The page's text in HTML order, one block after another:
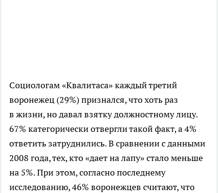
Социологам «Квалитаса» каждый третий
воронежец (29%) признался, что хоть раз
в жизни, но давал взятку должностному лицу.
67% категорически отвергли такой факт, а 4%
ответить затруднились. В сравнении с данными
2008 года, тех, кто «дает на лапу» стало меньше
на 5%. При этом, согласно последнему
исследованию, 46% воронежцев считают, что